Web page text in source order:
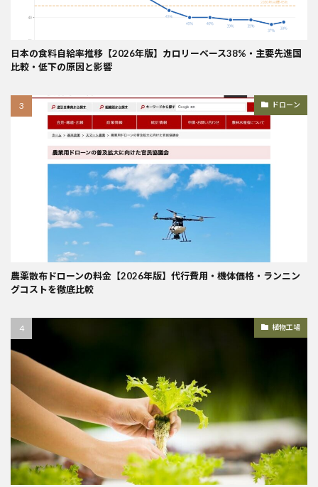
日本の食料自給率推移【2026年版】カロリーベース38%・主要先進国
比較・低下の原因と影響
ドローン
農薬散布ドローンの料金【2026年版】代行費用・機体価格・ランニン
グコストを徹底比較
植物工場